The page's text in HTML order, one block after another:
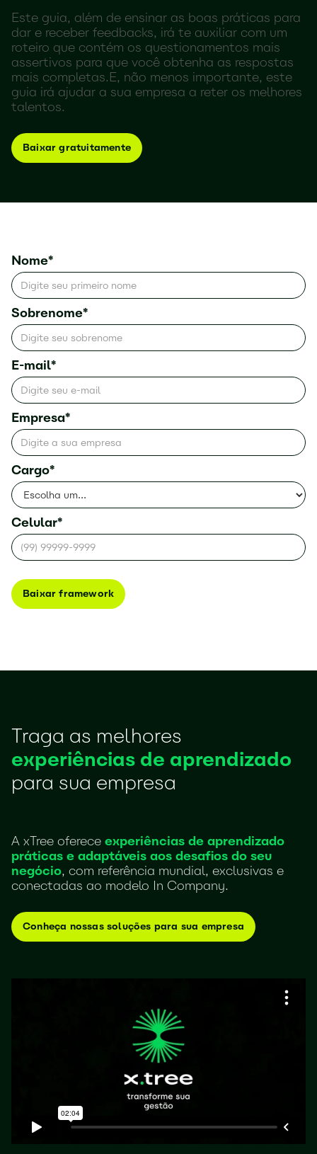
Este guia, além de ensinar as boas práticas para
dar e receber feedbacks, irá te auxiliar com um
roteiro que contém os questionamentos mais
assertivos para que você obtenha as respostas
mais completas.E, não menos importante, este
guia irá ajudar a sua empresa a reter os melhores
talentos.
Baixar gratuitamente
Nome*
Sobrenome*
E-mail*
Empresa*
Cargo*
Celular*
Traga as melhores
experiências de aprendizado
para sua empresa
A xTree oferece experiências de aprendizado
práticas e adaptáveis aos desafios do seu
negócio, com referência mundial, exclusivas e
conectadas ao modelo In Company.
Conheça nossas soluções para sua empresa